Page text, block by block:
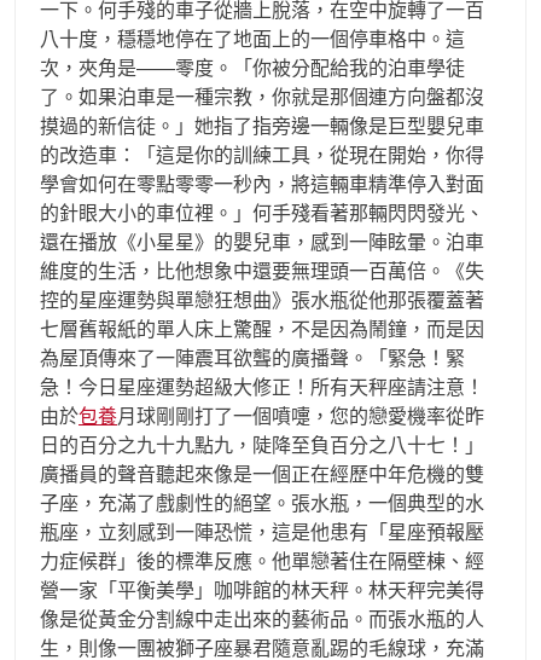
一下。何手殘的車子從牆上脫落，在空中旋轉了一百
八十度，穩穩地停在了地面上的一個停車格中。這
次，夾角是——零度。「你被分配給我的泊車學徒
了。如果泊車是一種宗教，你就是那個連方向盤都沒
摸過的新信徒。」她指了指旁邊一輛像是巨型嬰兒車
的改造車：「這是你的訓練工具，從現在開始，你得
學會如何在零點零零一秒內，將這輛車精準停入對面
的針眼大小的車位裡。」何手殘看著那輛閃閃發光、
還在播放《小星星》的嬰兒車，感到一陣眩暈。泊車
維度的生活，比他想象中還要無理頭一百萬倍。《失
控的星座運勢與單戀狂想曲》張水瓶從他那張覆蓋著
七層舊報紙的單人床上驚醒，不是因為鬧鐘，而是因
為屋頂傳來了一陣震耳欲聾的廣播聲。「緊急！緊
急！今日星座運勢超級大修正！所有天秤座請注意！
由於包養月球剛剛打了一個噴嚏，您的戀愛機率從昨
日的百分之九十九點九，陡降至負百分之八十七！」
廣播員的聲音聽起來像是一個正在經歷中年危機的雙
子座，充滿了戲劇性的絕望。張水瓶，一個典型的水
瓶座，立刻感到一陣恐慌，這是他患有「星座預報壓
力症候群」後的標準反應。他單戀著住在隔壁棟、經
營一家「平衡美學」咖啡館的林天秤。林天秤完美得
像是從黃金分割線中走出來的藝術品。而張水瓶的人
生，則像一團被獅子座暴君隨意亂踢的毛線球，充滿